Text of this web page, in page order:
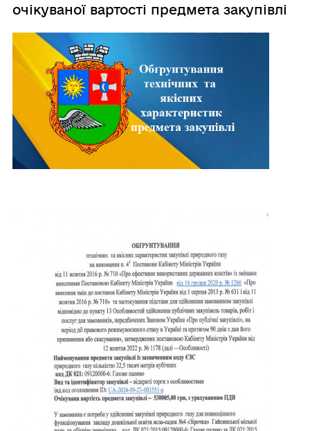
очікуваної вартості предмета закупівлі